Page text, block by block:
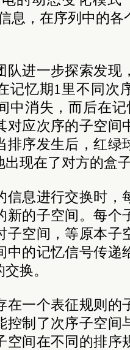
息，在序列中的
队进一步探索发现
记忆期1里不同次
中消失，而后在
对应次序的子空间
排序发生后，红绿
现在了对方的盒
信息进行交换时，
新的子空间。每个
子空间，等原本子
中的记忆信号传递
换。
在一个表征规则的
控制了次序子空间
空间在不同的排序